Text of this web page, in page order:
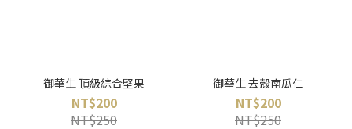
御華生 頂級綜合堅果
NT$200
NT$250
御華生 去殼南瓜仁
NT$200
NT$250